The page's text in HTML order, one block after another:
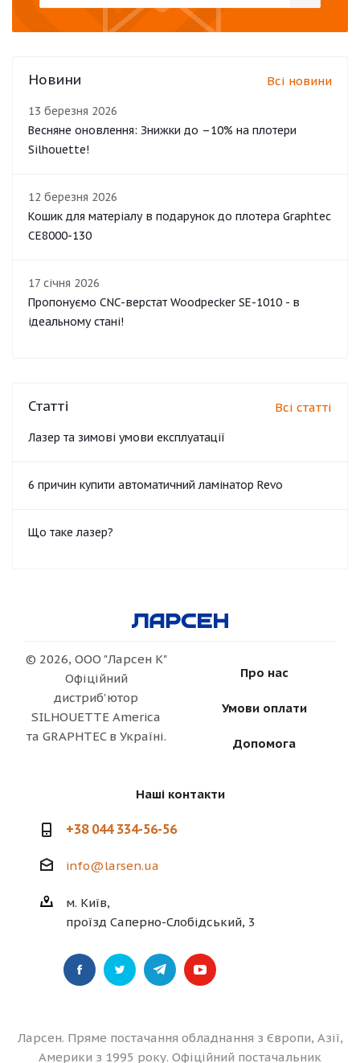
Новини Всі новини
13 березня 2026
Весняне оновлення: Знижки до –10% на плотери
Silhouette!
12 березня 2026
Кошик для матеріалу в подарунок до плотера Graphtec
CE8000-130
17 січня 2026
Пропонуємо CNC-верстат Woodpecker SE-1010 - в
ідеальному стані!
Статті Всі статті
Лазер та зимові умови експлуатації
6 причин купити автоматичний ламінатор Revo
Що таке лазер?
© 2026, ООО "Ларсен К"
Офіційний
дистриб'ютор
SILHOUETTE America
та GRAPHTEC в Україні.
Про нас
Умови оплати
Допомога
Наші контакти
+38 044 334-56-56
info@larsen.ua
м. Київ,
проїзд Саперно-Слобідський, 3
Ларсен. Пряме постачання обладнання з Європи, Азії,
Америки з 1995 року. Офіційний постачальник